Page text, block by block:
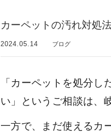
カーペットの汚れ対処
2024.05.14 ブログ
「カーペットを処分
い」というご相談は、
一方で、まだ使えるカ